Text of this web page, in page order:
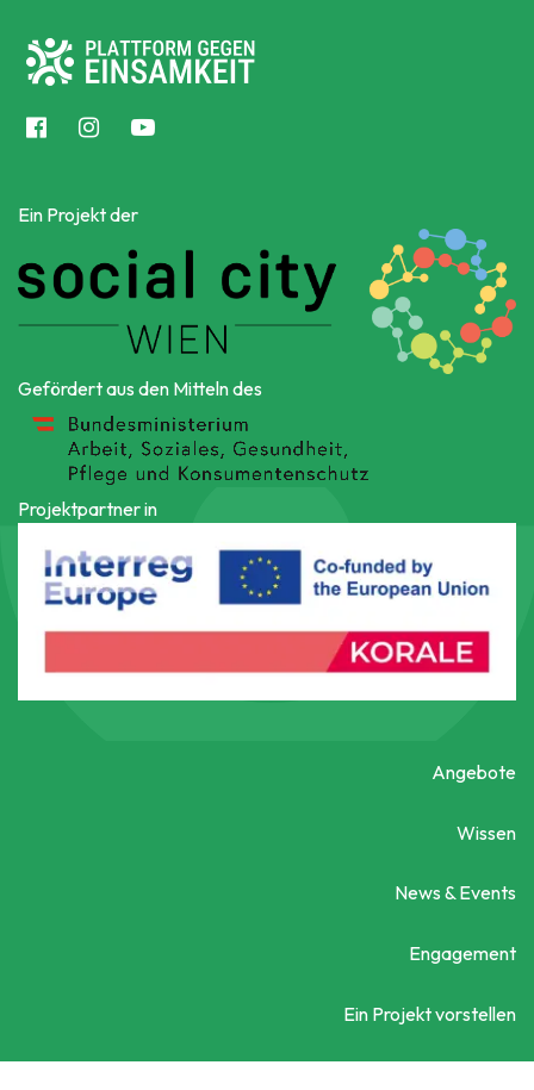
Ein Projekt der
Gefördert aus den Mitteln des
Projektpartner in
Angebote
Wissen
News & Events
Engagement
Ein Projekt vorstellen